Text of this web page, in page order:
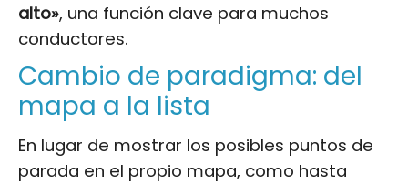
alto», una función clave para muchos
conductores.
Cambio de paradigma: del
mapa a la lista
En lugar de mostrar los posibles puntos de
parada en el propio mapa, como hasta